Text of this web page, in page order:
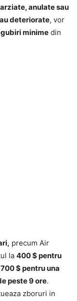
anulate sau
deteriorate, vor
minime din
precum Air
la 400 $pentru
700$ pentru una
peste 9 ore.
zboruri in